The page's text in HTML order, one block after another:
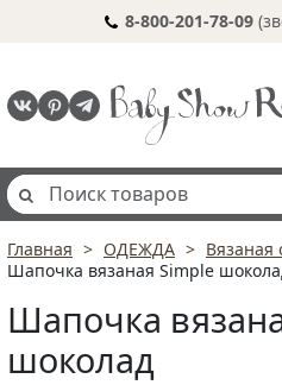
8-800-201-78-09
Главная ОДЕЖДА Вязаная
Шапочка вязаная Simple
Шапочка
шоколад